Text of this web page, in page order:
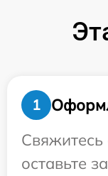
1
оставьте